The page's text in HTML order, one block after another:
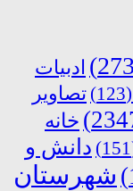
ادبیات
(123)
تصاویر
خانه
دانش و
شهرستان